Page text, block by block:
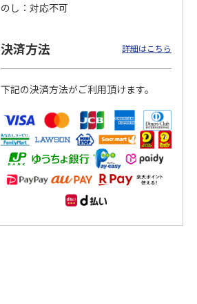
のし
対応不可
決済方法 詳細はこちら
下記の決済方法がご利用頂けます。